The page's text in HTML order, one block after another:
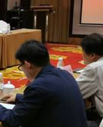
网络，不能...